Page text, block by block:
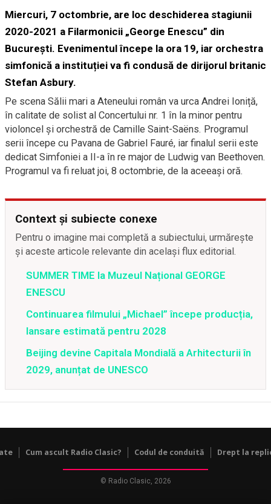
Miercuri, 7 octombrie, are loc deschiderea stagiunii
2020-2021 a Filarmonicii „George Enescu” din
București. Evenimentul începe la ora 19, iar orchestra
simfonică a instituției va fi condusă de dirijorul britanic
Stefan Asbury.
Pe scena Sălii mari a Ateneului român va urca Andrei Ioniță,
în calitate de solist al Concertului nr. 1 în la minor pentru
violoncel și orchestră de Camille Saint-Saëns. Programul
serii începe cu Pavana de Gabriel Fauré, iar finalul serii este
dedicat Simfoniei a II-a în re major de Ludwig van Beethoven.
Programul va fi reluat joi, 8 octombrie, de la aceeași oră.
Context și subiecte conexe
Pentru o imagine mai completă a subiectului, urmărește
și aceste articole relevante din același flux editorial.
SUMMER TIME la Muzeul Național GEORGE
ENESCU
Continuarea filmului „Michael” începe producția,
lansare estimată pentru 2028
Beijing devine Capitala Mondială a Arhitecturii în
2029, anunțat de UNESCO
Cum ascult Radio Clasic? Codul de conduită Drept la
© Radio Clasic, 2026